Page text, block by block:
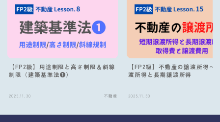
【FP2級】用途制限と高さ制限＆斜線
制限（建築基準法❶）
2025.11.30 不動産
【FP2級】不動産の譲渡所得〜
渡所得と長期譲渡所得
2025.11.30